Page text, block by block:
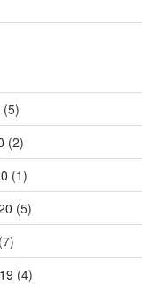
(5)
(2)
(1)
(5)
(7)
(4)